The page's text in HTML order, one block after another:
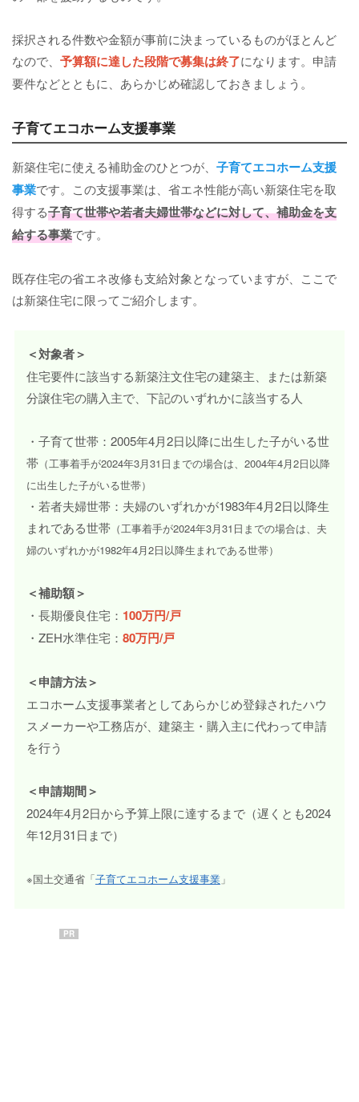
採択される件数や金額が事前に決まっているものがほとんど
なので、 予算額に達した段階で募集は終了になります。申請
要件などとともに、あらかじめ確認しておきましょう。
子育てエコホーム支援事業
新築住宅に使える補助金のひとつが、 子育てエコホーム支援
事業です。この支援事業は、省エネ性能が高い新築住宅を取
得する子育て世帯や若者夫婦世帯などに対して、補助金を支
給する事業です。
既存住宅の省エネ改修も支給対象となっていますが、ここで
は新築住宅に限ってご紹介します。
＜対象者＞
住宅要件に該当する新築注文住宅の建築主、または新築
分譲住宅の購入主で、下記のいずれかに該当する人
・子育て世帯：2005年4月2日以降に出生した子がいる世
帯（工事着手が2024年3月31日までの場合は、2004年4月2日以降
に出生した子がいる世帯）
・若者夫婦世帯：夫婦のいずれかが1983年4月2日以降生
まれである世帯（工事着手が2024年3月31日までの場合は、夫
婦のいずれかが1982年4月2日以降生まれである世帯）
＜補助額＞
・長期優良住宅： 100万円/戸
・ZEH水準住宅： 80万円/戸
＜申請方法＞
エコホーム支援事業者としてあらかじめ登録されたハウ
スメーカーや工務店が、建築主・購入主に代わって申請
を行う
＜申請期間＞
2024年4月2日から予算上限に達するまで（遅くとも2024
年12月31日まで）
※国土交通省「子育てエコホーム支援事業」
PR